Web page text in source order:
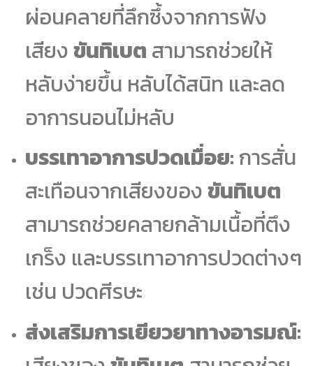
ผ่อนคลายที่ลึกซึ้งจากการฟัง
เสียงขันทิเบต สามารถช่วยให้
หลับง่ายขึ้น หลับได้สนิท และลด
อาการนอนไม่หลับ
บรรเทาอาการปวดเมื่อย: การสั่น
สะเทือนจากเสียงของขันทิเบต
สามารถช่วยคลายกล้ามเนื้อที่ตึง
เกร็ง และบรรเทาอาการปวดต่างๆ
เช่น ปวดศีรษะ
ส่งเสริมการเยียวยาทางอารมณ์: